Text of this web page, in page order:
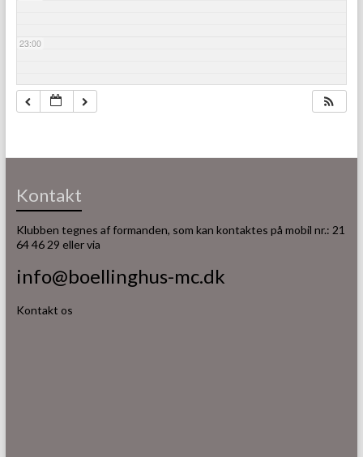
23:00
Kontakt
Klubben tegnes af formanden, som kan kontaktes på mobil nr.: 21
64 46 29 eller via
info@boellinghus-mc.dk
Kontakt os